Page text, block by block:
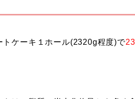
トケーキ１ホール(2320g程度)で